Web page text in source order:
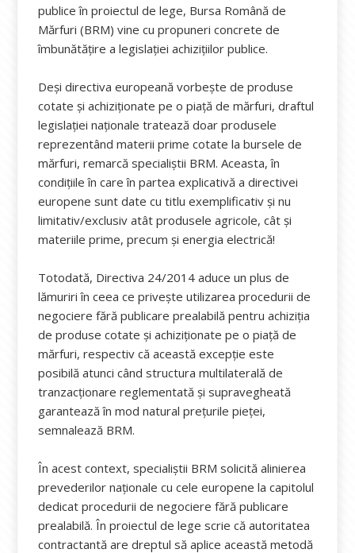
publice în proiectul de lege, Bursa Română de
Mărfuri (BRM) vine cu propuneri concrete de
îmbunătățire a legislației achizițiilor publice.
Deși directiva europeană vorbește de produse
cotate și achiziționate pe o piață de mărfuri, draftul
legislației naționale tratează doar produsele
reprezentând materii prime cotate la bursele de
mărfuri, remarcă specialiștii BRM. Aceasta, în
condițiile în care în partea explicativă a directivei
europene sunt date cu titlu exemplificativ și nu
limitativ/exclusiv atât produsele agricole, cât și
materiile prime, precum și energia electrică!
Totodată, Directiva 24/2014 aduce un plus de
lămuriri în ceea ce privește utilizarea procedurii de
negociere fără publicare prealabilă pentru achiziția
de produse cotate și achiziționate pe o piață de
mărfuri, respectiv că această excepție este
posibilă atunci când structura multilaterală de
tranzacționare reglementată și supravegheată
garantează în mod natural prețurile pieței,
semnalează BRM.
În acest context, specialiștii BRM solicită alinierea
prevederilor naționale cu cele europene la capitolul
dedicat procedurii de negociere fără publicare
prealabilă. În proiectul de lege scrie că autoritatea
contractantă are dreptul să aplice această metodă